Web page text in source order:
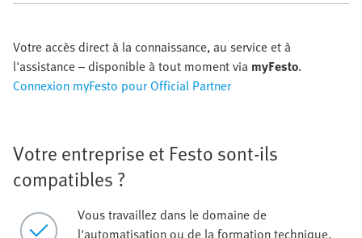
Votre accès direct à la connaissance, au service et à
l'assistance – disponible à tout moment via myFesto.
Connexion myFesto pour Official Partner
Votre entreprise et Festo sont-ils
compatibles ?
Vous travaillez dans le domaine de
l'automatisation ou de la formation technique,